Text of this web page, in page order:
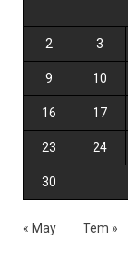
2 3
9 10
16 17
23 24
30
« May Tem »